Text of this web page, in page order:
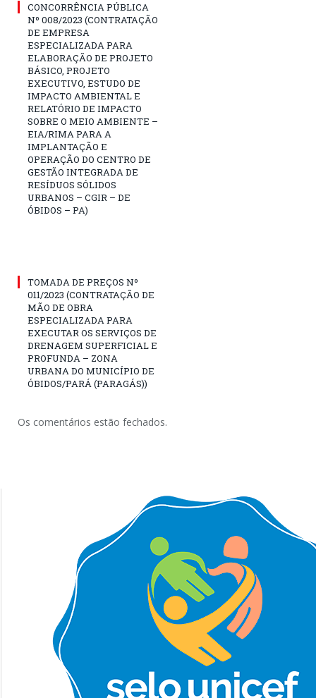
CONCORRÊNCIA PÚBLICA
Nº 008/2023 (CONTRATAÇÃO
DE EMPRESA
ESPECIALIZADA PARA
ELABORAÇÃO DE PROJETO
BÁSICO, PROJETO
EXECUTIVO, ESTUDO DE
IMPACTO AMBIENTAL E
RELATÓRIO DE IMPACTO
SOBRE O MEIO AMBIENTE –
EIA/RIMA PARA A
IMPLANTAÇÃO E
OPERAÇÃO DO CENTRO DE
GESTÃO INTEGRADA DE
RESÍDUOS SÓLIDOS
URBANOS – CGIR – DE
ÓBIDOS – PA)
TOMADA DE PREÇOS Nº
011/2023 (CONTRATAÇÃO DE
MÃO DE OBRA
ESPECIALIZADA PARA
EXECUTAR OS SERVIÇOS DE
DRENAGEM SUPERFICIAL E
PROFUNDA – ZONA
URBANA DO MUNICÍPIO DE
ÓBIDOS/PARÁ (PARAGÁS))
Os comentários estão fechados.